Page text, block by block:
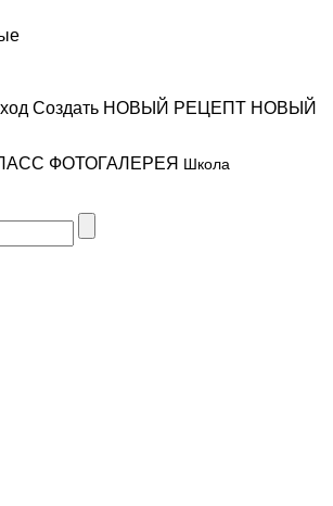
Создать НОВЫЙ РЕЦЕПТ НОВЫЙ
ФОТОГАЛЕРЕЯ Школа